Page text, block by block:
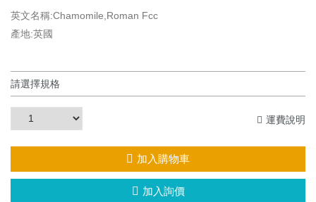
英文名稱:Chamomile,Roman Fcc
產地:英國
運費說明
加入購物車
加入詢價